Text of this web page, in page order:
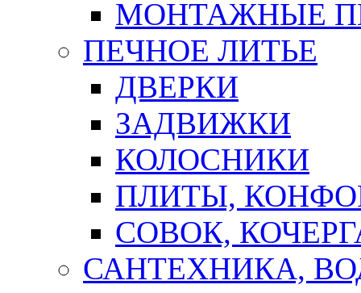
МОНТАЖНЫЕ
ПЕЧНОЕ ЛИТЬЕ
ДВЕРКИ
ЗАДВИЖКИ
КОЛОСНИКИ
ПЛИТЫ,
СОВОК,
САНТЕХНИКА,